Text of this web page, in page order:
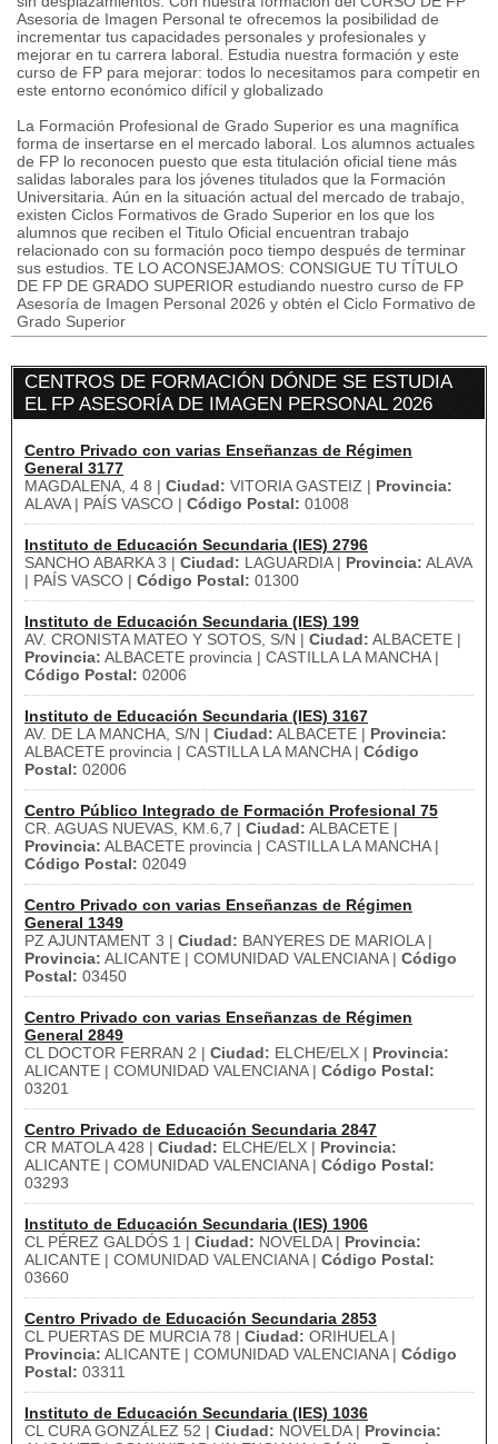
Asesoria de Imagen Personal te ofrecemos la posibilidad de
incrementar tus capacidades personales y profesionales y
mejorar en tu carrera laboral. Estudia nuestra formación y este
curso de FP para mejorar: todos lo necesitamos para competir en
este entorno económico difícil y globalizado
La Formación Profesional de Grado Superior es una magnífica
forma de insertarse en el mercado laboral. Los alumnos actuales
de FP lo reconocen puesto que esta titulación oficial tiene más
salidas laborales para los jóvenes titulados que la Formación
Universitaria. Aún en la situación actual del mercado de trabajo,
existen Ciclos Formativos de Grado Superior en los que los
alumnos que reciben el Titulo Oficial encuentran trabajo
relacionado con su formación poco tiempo después de terminar
sus estudios. TE LO ACONSEJAMOS: CONSIGUE TU TÍTULO
DE FP DE GRADO SUPERIOR estudiando nuestro curso de FP
Asesoría de Imagen Personal 2026 y obtén el Ciclo Formativo de
Grado Superior
CENTROS DE FORMACIÓN DÓNDE SE ESTUDIA
EL FP ASESORÍA DE IMAGEN PERSONAL 2026
Centro Privado con varias Enseñanzas de Régimen
General 3177
MAGDALENA, 4 8 | Ciudad: VITORIA GASTEIZ | Provincia:
ALAVA | PAÍS VASCO | Código Postal: 01008
Instituto de Educación Secundaria (IES) 2796
SANCHO ABARKA 3 | Ciudad: LAGUARDIA | Provincia: ALAVA
| PAÍS VASCO | Código Postal: 01300
Instituto de Educación Secundaria (IES) 199
AV. CRONISTA MATEO Y SOTOS, S/N | Ciudad: ALBACETE |
Provincia: ALBACETE provincia | CASTILLA LA MANCHA |
Código Postal: 02006
Instituto de Educación Secundaria (IES) 3167
AV. DE LA MANCHA, S/N | Ciudad: ALBACETE | Provincia:
ALBACETE provincia | CASTILLA LA MANCHA | Código
Postal: 02006
Centro Público Integrado de Formación Profesional 75
CR. AGUAS NUEVAS, KM.6,7 | Ciudad: ALBACETE |
Provincia: ALBACETE provincia | CASTILLA LA MANCHA |
Código Postal: 02049
Centro Privado con varias Enseñanzas de Régimen
General 1349
PZ AJUNTAMENT 3 | Ciudad: BANYERES DE MARIOLA |
Provincia: ALICANTE | COMUNIDAD VALENCIANA | Código
Postal: 03450
Centro Privado con varias Enseñanzas de Régimen
General 2849
CL DOCTOR FERRAN 2 | Ciudad: ELCHE/ELX | Provincia:
ALICANTE | COMUNIDAD VALENCIANA | Código Postal:
03201
Centro Privado de Educación Secundaria 2847
CR MATOLA 428 | Ciudad: ELCHE/ELX | Provincia:
ALICANTE | COMUNIDAD VALENCIANA | Código Postal:
03293
Instituto de Educación Secundaria (IES) 1906
CL PÉREZ GALDÓS 1 | Ciudad: NOVELDA | Provincia:
ALICANTE | COMUNIDAD VALENCIANA | Código Postal:
03660
Centro Privado de Educación Secundaria 2853
CL PUERTAS DE MURCIA 78 | Ciudad: ORIHUELA |
Provincia: ALICANTE | COMUNIDAD VALENCIANA | Código
Postal: 03311
Instituto de Educación Secundaria (IES) 1036
CL CURA GONZÁLEZ 52 | Ciudad: NOVELDA | Provincia: